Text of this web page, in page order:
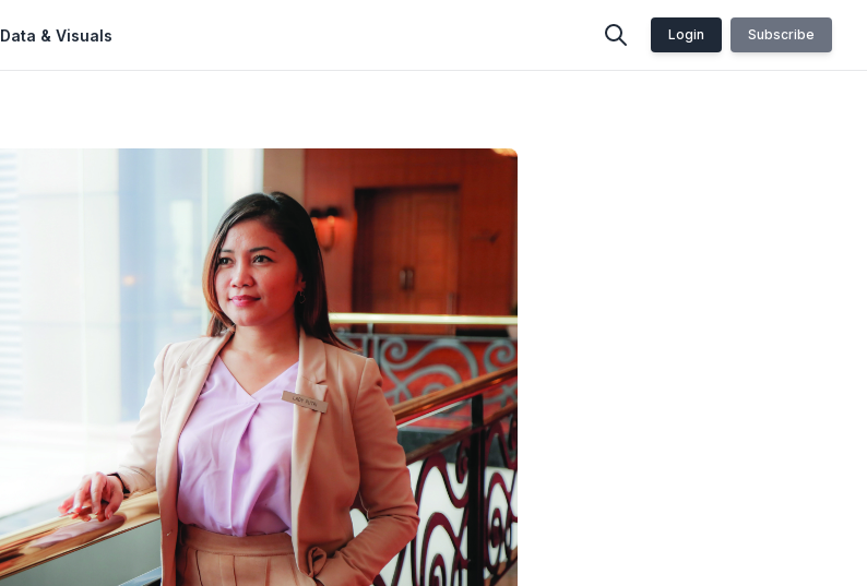
Data & Visuals Login Subscribe